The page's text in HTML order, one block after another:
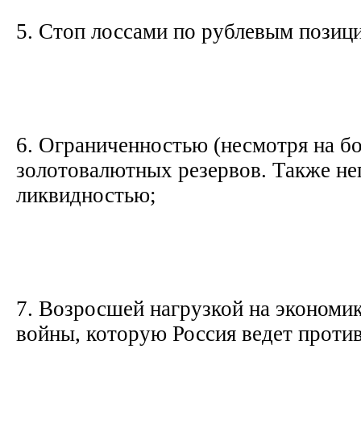
5. Стоп лоссами по рублевым
6. Ограниченностью (несмотря на
золотовалютных резервов. Также
ликвидностью;
7. Возросшей нагрузкой на
войны, которую Россия ведет